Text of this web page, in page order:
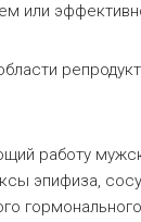
или
работу
эпифиза,